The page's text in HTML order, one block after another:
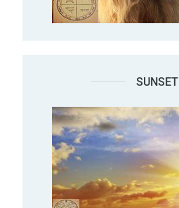
SUNSET